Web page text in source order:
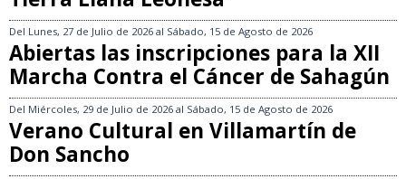
Del Lunes, 27 de Julio de 2026 al Sábado, 15 de Agosto de 2026
Abiertas las inscripciones para la XII
Marcha Contra el Cáncer de Sahagún
Del Miércoles, 29 de Julio de 2026 al Sábado, 15 de Agosto de 2026
Verano Cultural en Villamartín de
Don Sancho